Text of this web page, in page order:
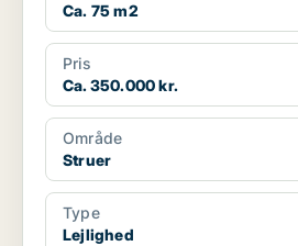
Ca. 75 m2
Pris
Ca. 350.000 kr.
Område
Struer
Type
Lejlighed